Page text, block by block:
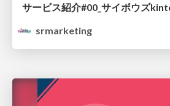
サービス紹介#00_サイボウズ
srmarketing